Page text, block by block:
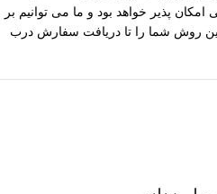
پذیر خواهد بود و ما می توانیم بر
روش شما را تا دریافت سفارش درب